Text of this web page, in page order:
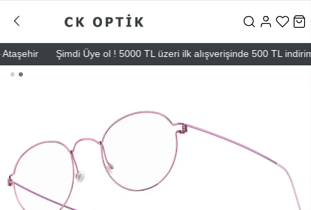
Şimdi Üye ol ! 5000 TL üzeri ilk alışverişinde 500 TL indirim